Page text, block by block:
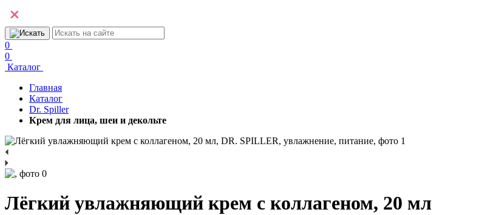
0
0
Каталог
Главная
Каталог
Dr. Spiller
Крем для лица, шеи и декольте
Лёгкий увлажняющий крем с коллагеном, 20 мл